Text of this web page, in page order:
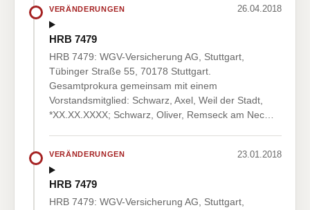
VERÄNDERUNGEN 26.04.2018
HRB 7479
HRB 7479: WGV-Versicherung AG, Stuttgart,
Tübinger Straße 55, 70178 Stuttgart.
Gesamtprokura gemeinsam mit einem
Vorstandsmitglied: Schwarz, Axel, Weil der Stadt,
*XX.XX.XXXX; Schwarz, Oliver, Remseck am Nec…
VERÄNDERUNGEN 23.01.2018
HRB 7479
HRB 7479: WGV-Versicherung AG, Stuttgart,